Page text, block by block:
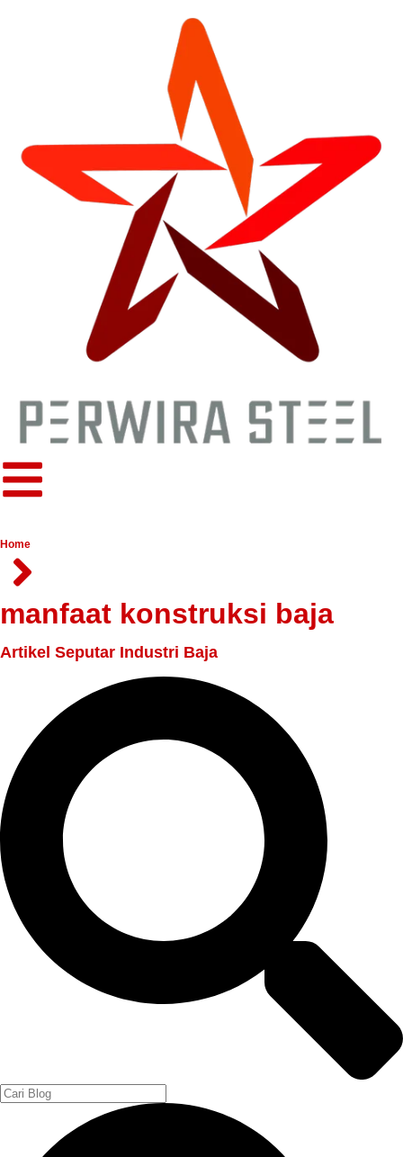
Home
manfaat konstruksi baja
Artikel Seputar Industri Baja